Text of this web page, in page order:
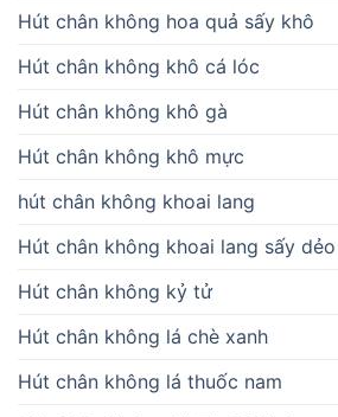
Hút chân không hoa quả sấy khô
Hút chân không khô cá lóc
Hút chân không khô gà
Hút chân không khô mực
hút chân không khoai lang
Hút chân không khoai lang sấy dẻo
Hút chân không kỷ tử
Hút chân không lá chè xanh
Hút chân không lá thuốc nam